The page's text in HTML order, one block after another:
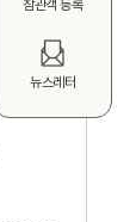
참관객 등록
뉴스레터